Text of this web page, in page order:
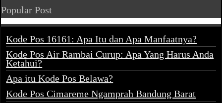
Popular Post
Kode Pos 16161: Apa Itu dan Apa Manfaatnya?
Kode Pos Air Rambai Curup: Apa Yang Harus Anda
Ketahui?
Apa itu Kode Pos Belawa?
Kode Pos Cimareme Ngamprah Bandung Barat